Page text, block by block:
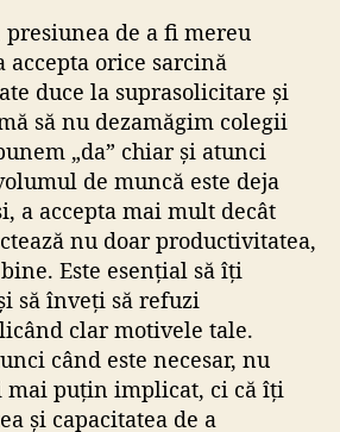
de a fi mereu
accepta orice sarcină
duce la suprasolicitare și
să nu dezamăgim colegii
„da” chiar și atunci
de muncă este deja
a accepta mai mult decât
nu doar productivitatea,
Este esențial să îți
să înveți să refuzi
clar motivele tale.
când este necesar, nu
mai puțin implicat, ci că îți
și capacitatea de a